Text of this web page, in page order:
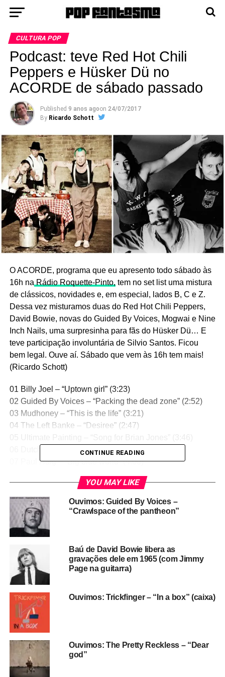
CULTURA POP
Podcast: teve Red Hot Chili
Peppers e Hüsker Dü no
ACORDE de sábado passado
Published 9 anos agoon 24/07/2017
By Ricardo Schott
O ACORDE, programa que eu apresento todo sábado às
16h na Rádio Roquette-Pinto, tem no set list uma mistura
de clássicos, novidades e, em especial, lados B, C e Z.
Dessa vez misturamos duas do Red Hot Chili Peppers,
David Bowie, novas do Guided By Voices, Mogwai e Nine
Inch Nails, uma surpresinha para fãs do Hüsker Dü… E
teve participação involuntária de Silvio Santos. Ficou
bem legal. Ouve aí. Sábado que vem às 16h tem mais!
(Ricardo Schott)
01 Billy Joel – “Uptown girl” (3:23)
02 Guided By Voices – “Packing the dead zone” (2:52)
03 Mudhoney – “This is the life” (3:21)
04 The Left Banke – “Desiree” (2:47)
06 Dutch Uncles – “Streetlight” (4:21)
07 Paul Haig – “Big blue world” (4:00)
09 Red Hot Chili Peppers – “Go robot” (4:24)
10 Red Hot Chili Peppers – “Knock me down” (3:45)
11 Mogwai – “Party in the dark” (4:03)
12 Hüsker Dü – “Let’s go die” (1:59)
12 Hüsker Dü – “Don’t want to know if you are lonely”
(3:32)
13 Desperate Journalist – “Why are you so boring” (2:32)
14 Nine Inch Nails – “Less than” (3:33)
No BG:
Black Sabbath – “Paranoid”
Nirvana – “Come as you are”
The Rolling Stones – “Brown sugar”
Seven Wonder – “Do it with yout body (tema do
Roletrando)”
CONTINUE READING
YOU MAY LIKE
Ouvimos: Guided By Voices –
“Crawlspace of the pantheon”
Baú de David Bowie libera as
gravações dele em 1965 (com Jimmy
Page na guitarra)
Ouvimos: Trickfinger – “In a box” (caixa)
Ouvimos: The Pretty Reckless – “Dear
god”